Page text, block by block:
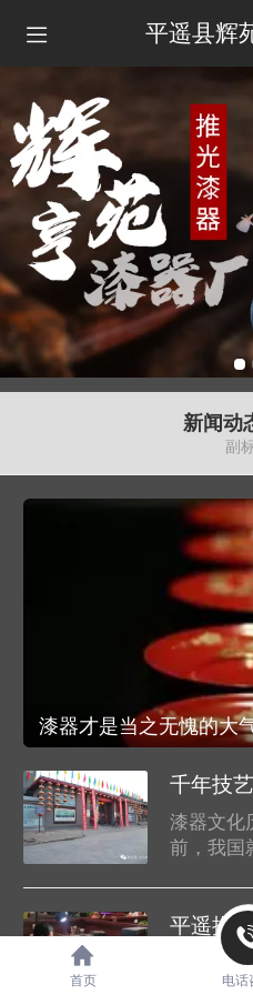
平遥县辉
新闻动
副
漆器才是当之无愧的大
千年技
漆器文化
前，我国
平遥煤化
护、传
物质文
平遥推
传承千
首页 电话